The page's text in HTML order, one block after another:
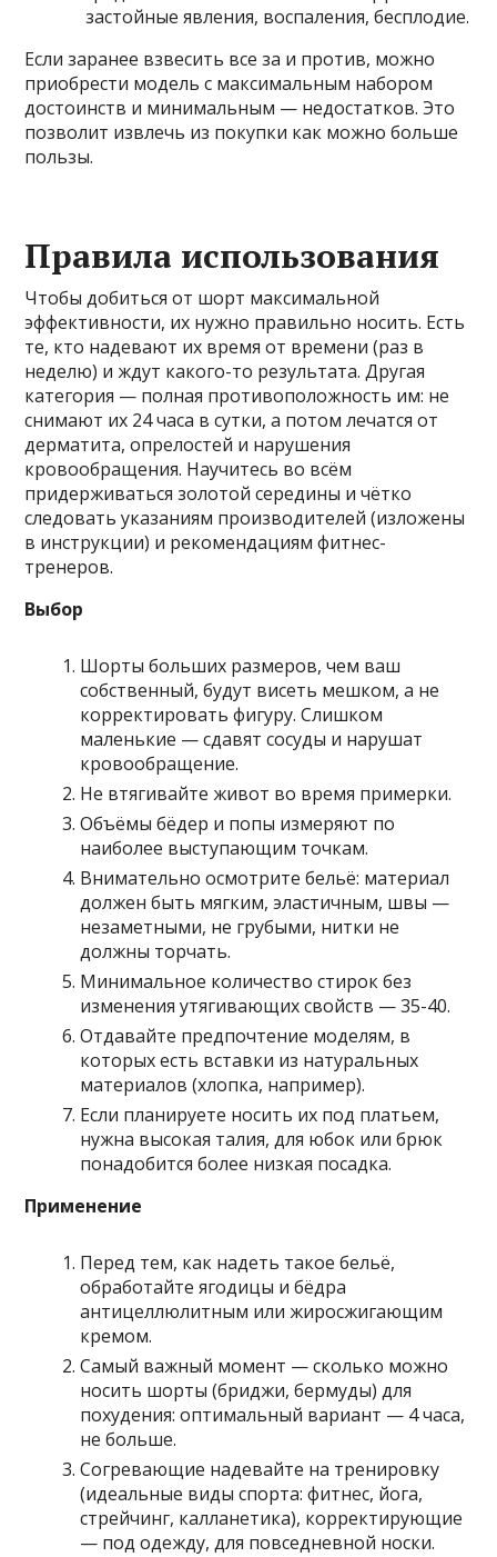
застойные явления, воспаления, бесплодие.
Если заранее взвесить все за и против, можно
приобрести модель с максимальным набором
достоинств и минимальным — недостатков. Это
позволит извлечь из покупки как можно больше
пользы.
Правила использования
Чтобы добиться от шорт максимальной
эффективности, их нужно правильно носить. Есть
те, кто надевают их время от времени (раз в
неделю) и ждут какого-то результата. Другая
категория — полная противоположность им: не
снимают их 24 часа в сутки, а потом лечатся от
дерматита, опрелостей и нарушения
кровообращения. Научитесь во всём
придерживаться золотой середины и чётко
следовать указаниям производителей (изложены
в инструкции) и рекомендациям фитнес-
тренеров.
Выбор
Шорты больших размеров, чем ваш
собственный, будут висеть мешком, а не
корректировать фигуру. Слишком
маленькие — сдавят сосуды и нарушат
кровообращение.
Не втягивайте живот во время примерки.
Объёмы бёдер и попы измеряют по
наиболее выступающим точкам.
Внимательно осмотрите бельё: материал
должен быть мягким, эластичным, швы —
незаметными, не грубыми, нитки не
должны торчать.
Минимальное количество стирок без
изменения утягивающих свойств — 35-40.
Отдавайте предпочтение моделям, в
которых есть вставки из натуральных
материалов (хлопка, например).
Если планируете носить их под платьем,
нужна высокая талия, для юбок или брюк
понадобится более низкая посадка.
Применение
Перед тем, как надеть такое бельё,
обработайте ягодицы и бёдра
антицеллюлитным или жиросжигающим
кремом.
Самый важный момент — сколько можно
носить шорты (бриджи, бермуды) для
похудения: оптимальный вариант — 4 часа,
не больше.
Согревающие надевайте на тренировку
(идеальные виды спорта: фитнес, йога,
стрейчинг, калланетика), корректирующие
— под одежду, для повседневной носки.